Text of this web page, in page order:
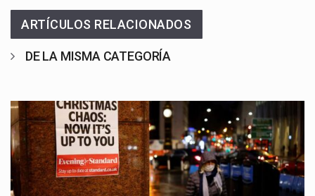
ARTÍCULOS RELACIONADOS
DE LA MISMA CATEGORÍA